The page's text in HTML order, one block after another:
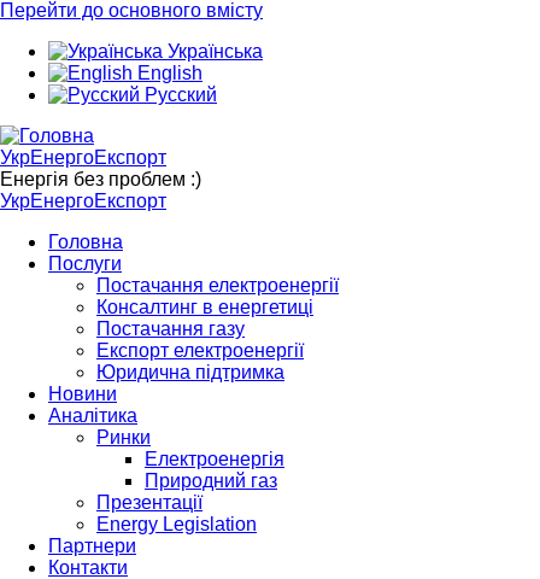
Перейти до основного вмісту
Українська
English
Русский
УкрЕнергоЕкспорт
Енергія без проблем :)
УкрЕнергоЕкспорт
Головна
Послуги
Постачання електроенергії
Консалтинг в енергетиці
Постачання газу
Експорт електроенергії
Юридична підтримка
Новини
Аналітика
Ринки
Електроенергія
Природний газ
Презентації
Energy Legislation
Партнери
Контакти